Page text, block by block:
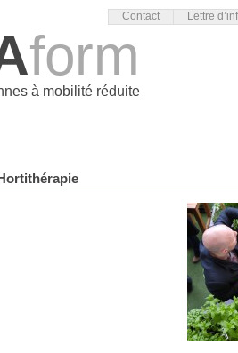
Contact Lettre
form
à mobilité réduite